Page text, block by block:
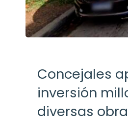
Concejales
inversión
diversas